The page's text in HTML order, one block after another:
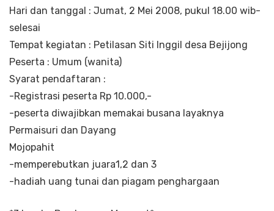
Hari dan tanggal : Jumat, 2 Mei 2008, pukul 18.00 wib-
selesai
Tempat kegiatan : Petilasan Siti Inggil desa Bejijong
Peserta : Umum (wanita)
Syarat pendaftaran :
-Registrasi peserta Rp 10.000,-
-peserta diwajibkan memakai busana layaknya
Permaisuri dan Dayang
Mojopahit
-memperebutkan juara1,2 dan 3
-hadiah uang tunai dan piagam penghargaan